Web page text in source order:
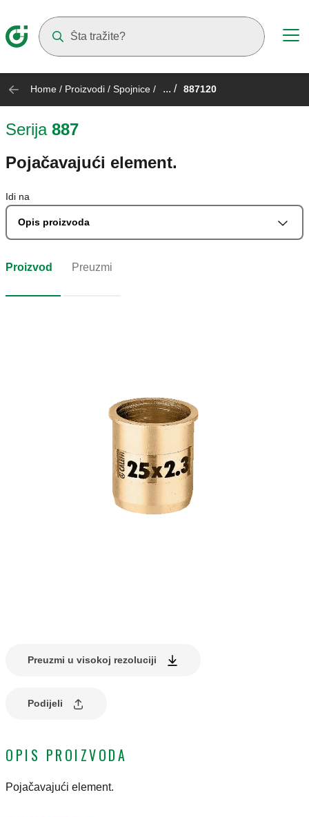
Home / Proizvodi / Spojnice / ... / 887120
Serija 887
Pojačavajući element.
Idi na
Opis proizvoda
Proizvod Preuzmi
Preuzmi u visokoj rezoluciji
Podijeli
OPIS PROIZVODA
Pojačavajući element.